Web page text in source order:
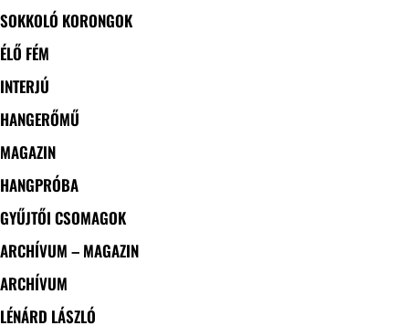
SOKKOLÓ KORONGOK
ÉLŐ FÉM
INTERJÚ
HANGERŐMŰ
MAGAZIN
HANGPRÓBA
GYŰJTŐI CSOMAGOK
ARCHÍVUM – MAGAZIN
ARCHÍVUM
LÉNÁRD LÁSZLÓ